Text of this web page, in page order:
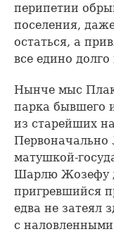
перипетии
поселения,
остаться, а
все едино долго
Нынче мыс
парка бывшего
из старейших
матушкой-
Шарлю Жозефу
пригревшийся
едва не затеял
с